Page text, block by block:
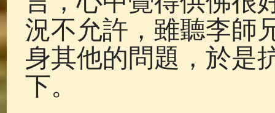
況不允許，雖聽李師
身其他的問題，於是
下。